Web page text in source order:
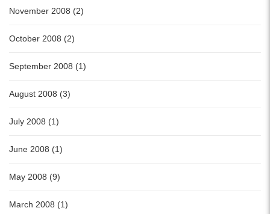
November 2008 (2)
October 2008 (2)
September 2008 (1)
August 2008 (3)
July 2008 (1)
June 2008 (1)
May 2008 (9)
March 2008 (1)